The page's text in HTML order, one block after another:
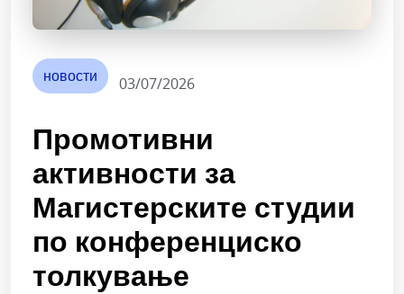
новости 03/07/2026
Промотивни
активности за
Магистерските студии
по конференциско
толкување